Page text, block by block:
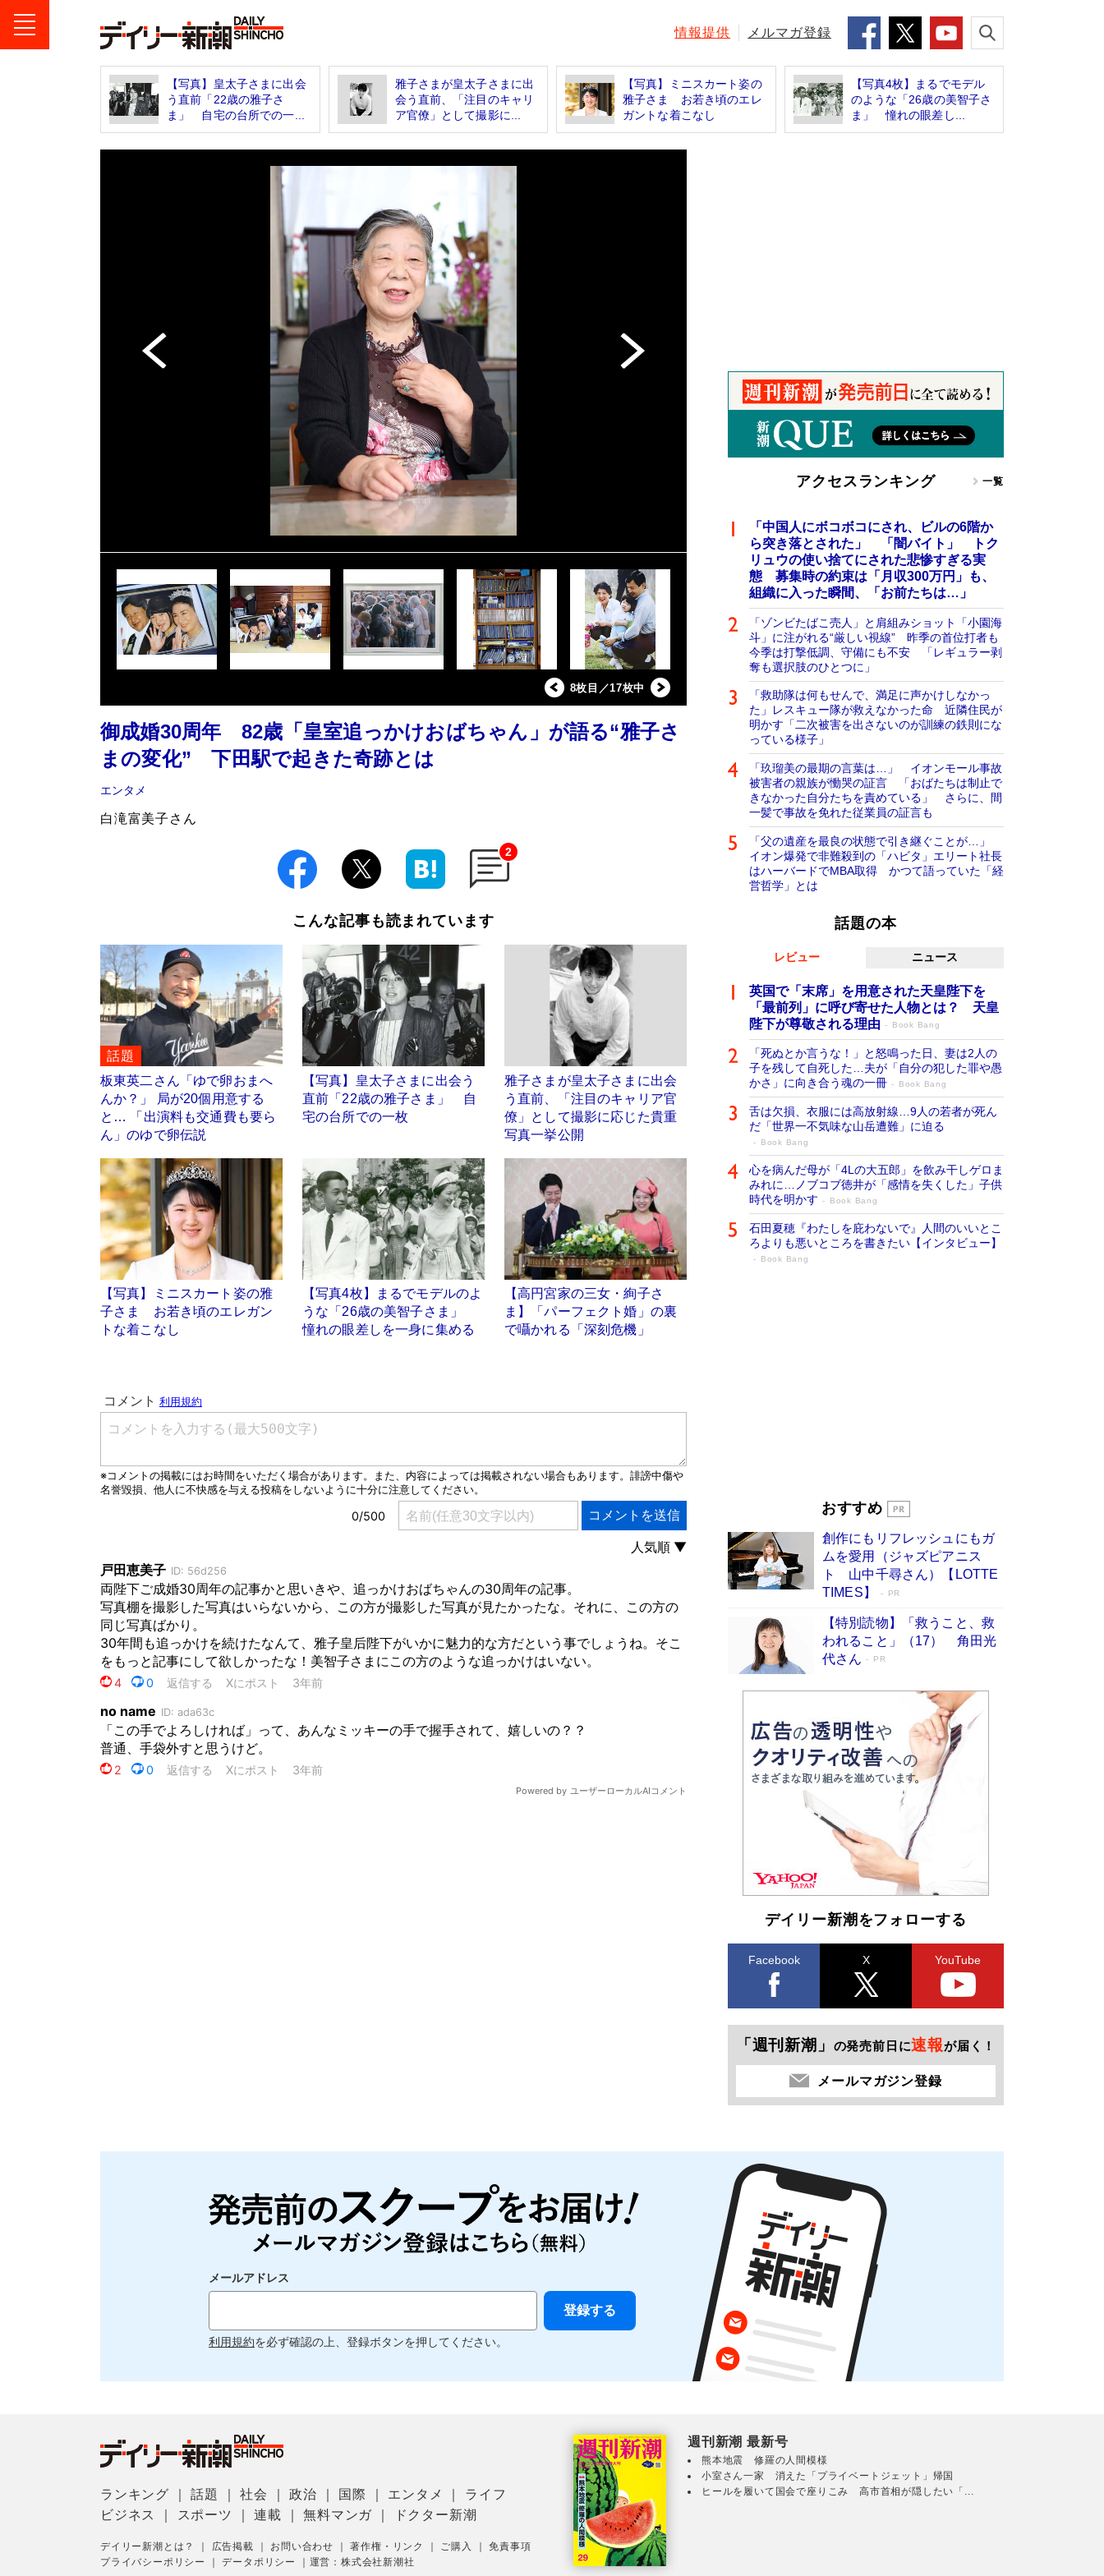
情報提供 メルマガ登録
【写真】皇太子さまに出会
う直前「22歳の雅子さ
ま」 自宅の台所での一...
雅子さまが皇太子さまに出
会う直前、「注目のキャリ
ア官僚」として撮影に...
【写真】ミニスカート姿の
雅子さま お若き頃のエレ
ガントな着こなし
【写真4枚】まるでモデル
のような「26歳の美智子さ
ま」 憧れの眼差し...
8枚目／17枚中
御成婚30周年 82歳「皇室追っかけおばちゃん」が語る“雅子さ
まの変化” 下田駅で起きた奇跡とは
エンタメ
白滝富美子さん
2
こんな記事も読まれています
話題
板東英二さん「ゆで卵おまへ
んか？」 局が20個用意する
と… 「出演料も交通費も要ら
ん」のゆで卵伝説
【写真】皇太子さまに出会う
直前「22歳の雅子さま」 自
宅の台所での一枚
雅子さまが皇太子さまに出会
う直前、「注目のキャリア官
僚」として撮影に応じた貴重
写真一挙公開
【写真】ミニスカート姿の雅
子さま お若き頃のエレガン
トな着こなし
【写真4枚】まるでモデルのよ
うな「26歳の美智子さま」
憧れの眼差しを一身に集める
【高円宮家の三女・絢子さ
ま】「パーフェクト婚」の裏
で囁かれる「深刻危機」
アクセスランキング 一覧
「中国人にボコボコにされ、ビルの6階か
ら突き落とされた」 「闇バイト」 トク
リュウの使い捨てにされた悲惨すぎる実
態 募集時の約束は「月収300万円」も、
組織に入った瞬間、「お前たちは…」
「ゾンビたばこ売人」と肩組みショット「小園海
斗」に注がれる“厳しい視線” 昨季の首位打者も
今季は打撃低調、守備にも不安 「レギュラー剥
奪も選択肢のひとつに」
「救助隊は何もせんで、満足に声かけしなかっ
た」レスキュー隊が救えなかった命 近隣住民が
明かす「二次被害を出さないのが訓練の鉄則にな
っている様子」
「玖瑠美の最期の言葉は…」 イオンモール事故
被害者の親族が慟哭の証言 「おばたちは制止で
きなかった自分たちを責めている」 さらに、間
一髪で事故を免れた従業員の証言も
「父の遺産を最良の状態で引き継ぐことが…」
イオン爆発で非難殺到の「ハビタ」エリート社長
はハーバードでMBA取得 かつて語っていた「経
営哲学」とは
話題の本
レビュー ニュース
英国で「末席」を用意された天皇陛下を
「最前列」に呼び寄せた人物とは？ 天皇
陛下が尊敬される理由
Book Bang
「死ぬとか言うな！」と怒鳴った日、妻は2人の
子を残して自死した…夫が「自分の犯した罪や愚
かさ」に向き合う魂の一冊
Book Bang
舌は欠損、衣服には高放射線…9人の若者が死ん
だ「世界一不気味な山岳遭難」に迫る
Book Bang
心を病んだ母が「4Lの大五郎」を飲み干しゲロま
みれに…ノブコブ徳井が「感情を失くした」子供
時代を明かす
Book Bang
石田夏穂『わたしを庇わないで』人間のいいとこ
ろよりも悪いところを書きたい【インタビュー】
Book Bang
「『火垂るの墓』は、大嘘である」原作者が抱き
続けた“自責の念”とは…「自己憐憫は描きたくな
い」監督が徹底的にこだわったこと（後編） #
戦争の記憶
Book Bang
おすすめ
創作にもリフレッシュにもガ
ムを愛用（ジャズピアニス
ト 山中千尋さん）【LOTTE
TIMES】
PR
【特別読物】「救うこと、救
われること」（17） 角田光
代さん
PR
デイリー新潮をフォローする
Facebook X YouTube
「週刊新潮」 の発売前日に速報が届く！
メールマガジン登録
メールアドレス
利用規約を必ず確認の上、登録ボタンを押してください。
ランキング ｜話題 ｜社会 ｜政治 国際 エンタメ
ライフ
ビジネス
スポーツ ｜連載 ｜無料マンガ ドクター新潮
デイリー新潮とは？ 広告掲載 お問い合わせ ｜著作権・リンク ご購入 ｜免責事項
プライバシーポリシー
｜データポリシー 運営：株式会社新潮社
週刊新潮 最新号
熊本地震 修羅の人間模様
小室さん一家 消えた「プライベートジェット」帰国
ヒールを履いて国会で座りこみ 高市首相が隠したい「...